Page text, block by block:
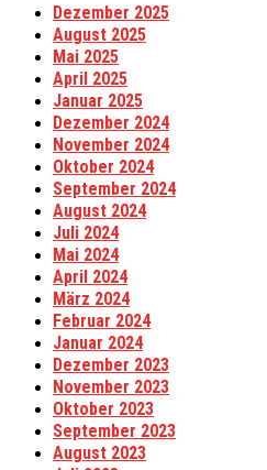
Dezember 2025
August 2025
Mai 2025
April 2025
Januar 2025
Dezember 2024
November 2024
Oktober 2024
September 2024
August 2024
Juli 2024
Mai 2024
April 2024
März 2024
Februar 2024
Januar 2024
Dezember 2023
November 2023
Oktober 2023
September 2023
August 2023